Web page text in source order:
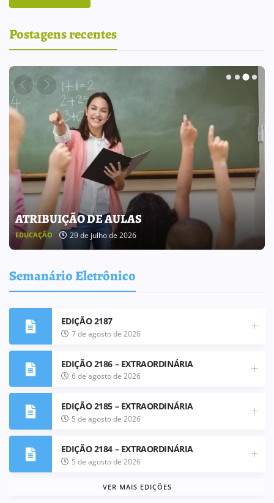
Postagens recentes
BOLETIM INFORMATIVO 238
BOLETIM INFORMATIVO 25 de julho de 2026
Semanário Eletrônico
EDIÇÃO 2187
7 de agosto de 2026
EDIÇÃO 2186 – EXTRAORDINÁRIA
6 de agosto de 2026
EDIÇÃO 2185 – EXTRAORDINÁRIA
5 de agosto de 2026
EDIÇÃO 2184 – EXTRAORDINÁRIA
5 de agosto de 2026
VER MAIS EDIÇÕES